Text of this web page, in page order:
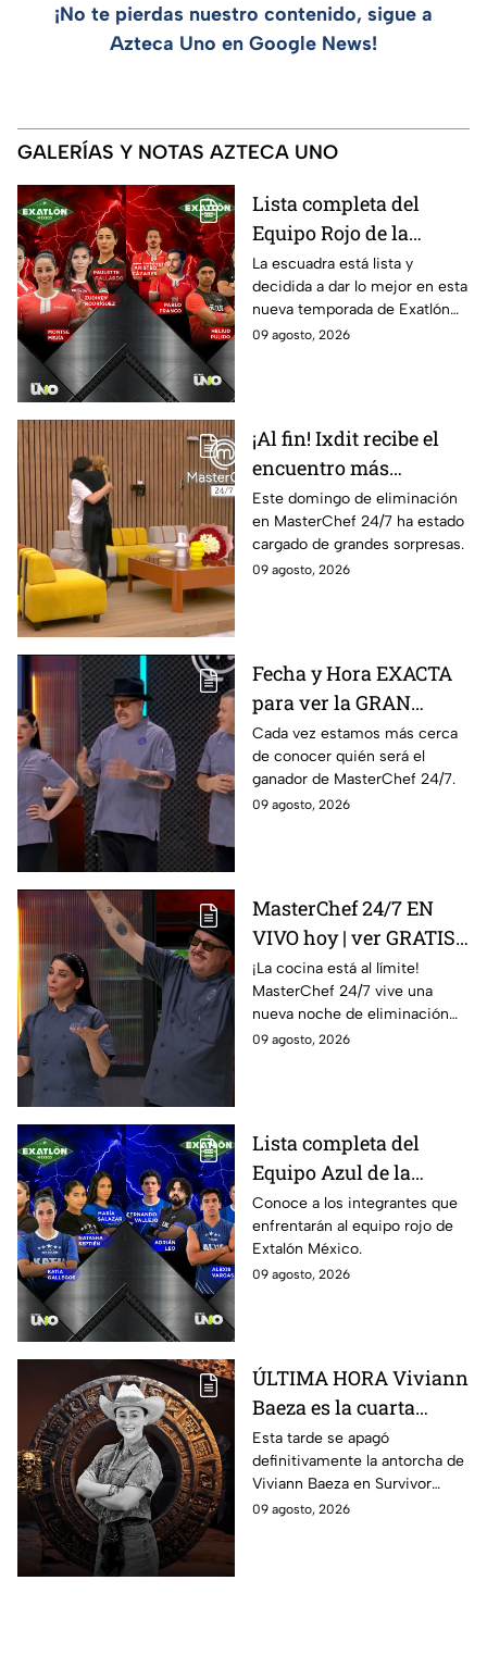
¡No te pierdas nuestro contenido, sigue a
Azteca Uno en Google News!
GALERÍAS Y NOTAS AZTECA UNO
Lista completa del
Equipo Rojo de la
décima Temporada de
Exatlón México
La escuadra está lista y
decidida a dar lo mejor en esta
nueva temporada de Exatlón
México.
09 agosto, 2026
¡Al fin! Ixdit recibe el
encuentro más
esperado en
MasterChef 24/7 este
domingo 9 de agosto
Este domingo de eliminación
en MasterChef 24/7 ha estado
cargado de grandes sorpresas.
09 agosto, 2026
Fecha y Hora EXACTA
para ver la GRAN
FINAL de MasterChef
24/7
Cada vez estamos más cerca
de conocer quién será el
ganador de MasterChef 24/7.
09 agosto, 2026
MasterChef 24/7 EN
VIVO hoy | ver GRATIS
en línea la transmisión
del domingo de
ELIMINACIÓN del 09 de
agosto de la edición
online, gratis y por
internet
¡La cocina está al límite!
MasterChef 24/7 vive una
nueva noche de eliminación
donde un cocinero tendrá que
09 agosto, 2026
Lista completa del
Equipo Azul de la
décima Temporada de
Exatlón México
Conoce a los integrantes que
enfrentarán al equipo rojo de
Extalón México.
09 agosto, 2026
ÚLTIMA HORA Viviann
Baeza es la cuarta
ELIMINADA de
Survivor México La
Reliquia en Llamas
Esta tarde se apagó
definitivamente la antorcha de
Viviann Baeza en Survivor
México La Reliquia en Llamas.
09 agosto, 2026